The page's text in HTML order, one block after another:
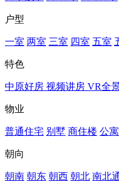
户型
一室 两室 三室 四室 五室
特色
中原好房 视频讲房 VR全
物业
普通住宅 别墅 商住楼 公寓
朝向
朝南 朝东 朝西 朝北 南北